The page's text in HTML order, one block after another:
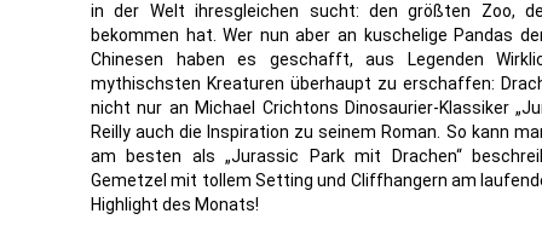
in der Welt ihresgleichen sucht: den größten Zoo,
bekommen hat. Wer nun aber an kuschelige Pandas
Chinesen haben es geschafft, aus Legenden
mythischsten Kreaturen überhaupt zu erschaffen:
nicht nur an Michael Crichtons Dinosaurier-Klassiker
Reilly auch die Inspiration zu seinem Roman. So kann
am besten als „Jurassic Park mit Drachen“
Gemetzel mit tollem Setting und Cliffhangern am
Highlight des Monats!